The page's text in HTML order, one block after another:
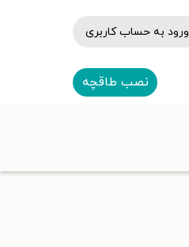
ورود به حساب کاربری
نصب طاقچه